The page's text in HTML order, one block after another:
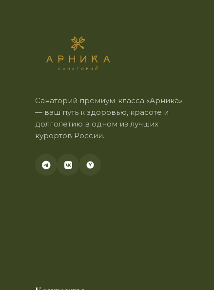
Санаторий премиум-класса «Арника»
— ваш путь к здоровью, красоте и
долголетию в одном из лучших
курортов России.